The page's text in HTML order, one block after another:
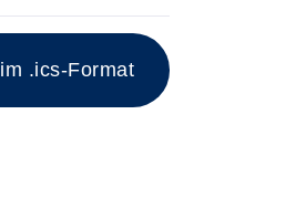
.ics-Format